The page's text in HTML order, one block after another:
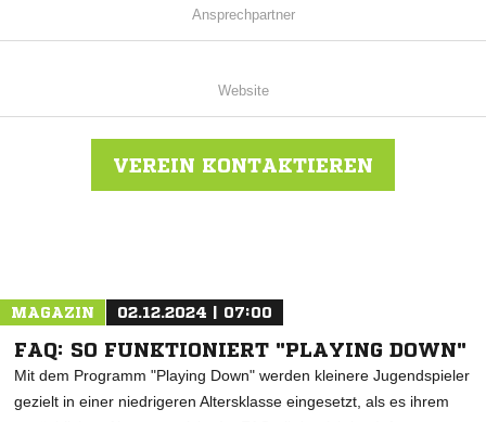
Ansprechpartner
Website
VEREIN KONTAKTIEREN
MAGAZIN 02.12.2024 | 07:00
FAQ: SO FUNKTIONIERT "PLAYING DOWN"
Mit dem Programm "Playing Down" werden kleinere Jugendspieler
gezielt in einer niedrigeren Altersklasse eingesetzt, als es ihrem